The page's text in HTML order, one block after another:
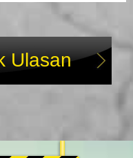
Ulasan